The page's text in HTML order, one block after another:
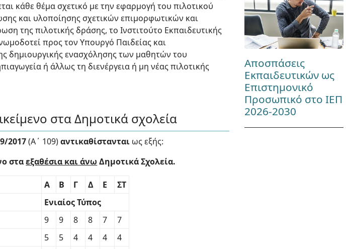
κάθε θέμα σχετικό με την εφαρμογή του πιλοτικού
και υλοποίησης σχετικών επιμορφωτικών και
της πιλοτικής δράσης, το Ινστιτούτο Εκπαιδευτικής
προς τον Υπουργό Παιδείας και
δημιουργικής ενασχόλησης των μαθητών του
ή άλλως τη διενέργεια ή μη νέας πιλοτικής
στα Δημοτικά σχολεία
2017(Α΄ 109)αντικαθίστανται ως εξής:
σταεξαθέσια και άνω Δημοτικά Σχολεία.
Α Β Γ Δ Ε
ΣΤ
Ενιαίος Τύπος
9 9 8 8 7
7
5 5 4 4 4
4
Αποσπάσεις
Εκπαιδευτικών ως
Επιστημονικό
Προσωπικό στο ΙΕΠ
2026-2030